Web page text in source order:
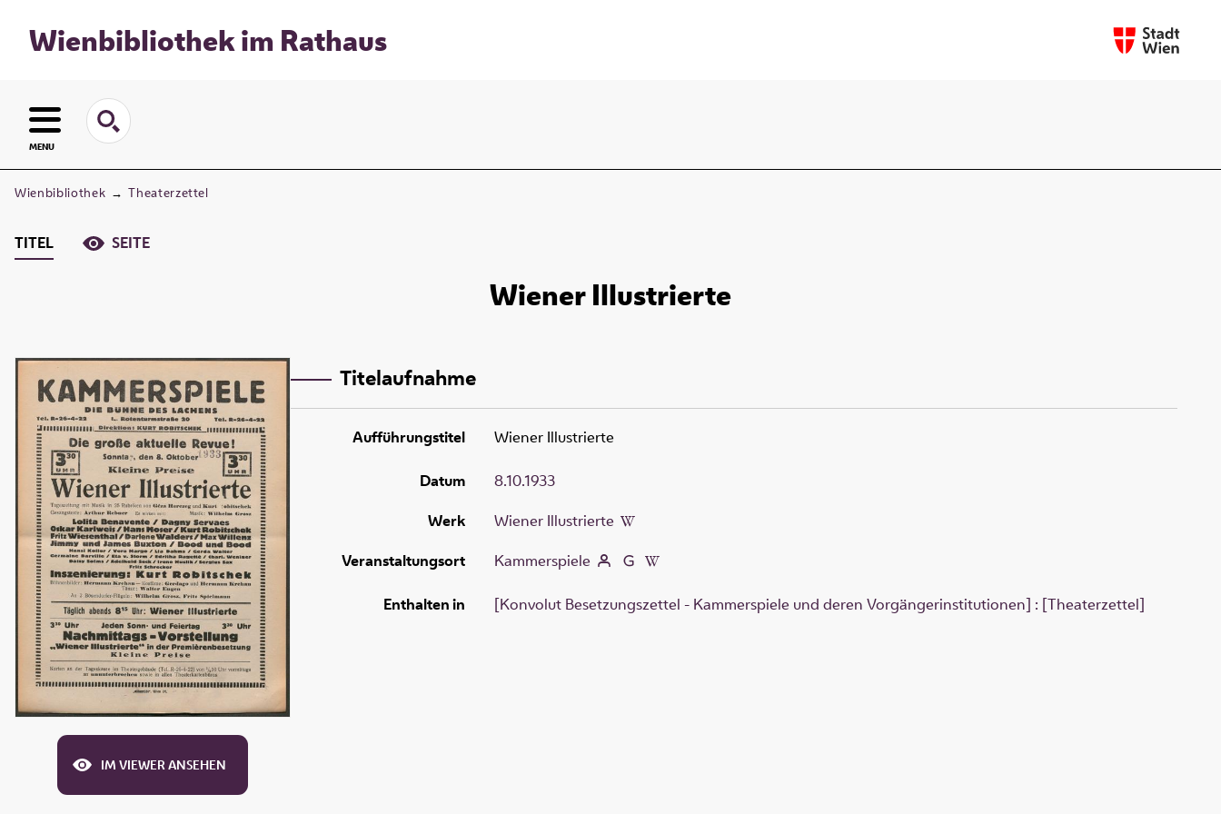
Wienbibliothek im Rathaus
MENU
Wienbibliothek → Theaterzettel
TITEL SEITE
Wiener Illustrierte
IM VIEWER ANSEHEN
Titelaufnahme
Enthalten in [Konvolut Besetzungszettel - Kammerspiele und deren Vorgängerinstitutionen] : [Theaterzettel]
Aufführungstitel Wiener Illustrierte
Veranstaltungsort Kammerspiele
Datum
8.10.1933
Werk
Wiener Illustrierte